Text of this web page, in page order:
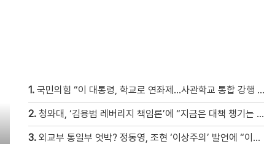
1. 국민의힘 “이 대통령, 학교로 연좌제…사관학교 통합 강행 반드시 막을 것”
2. 청와대, ‘김용범 레버리지 책임론’에 “지금은 대책 챙기는 게 더 중요”
3. 외교부 통일부 엇박? 정동영, 조현 ‘이상주의’ 발언에 “이상이 있어야 현실 바꿔” 반박